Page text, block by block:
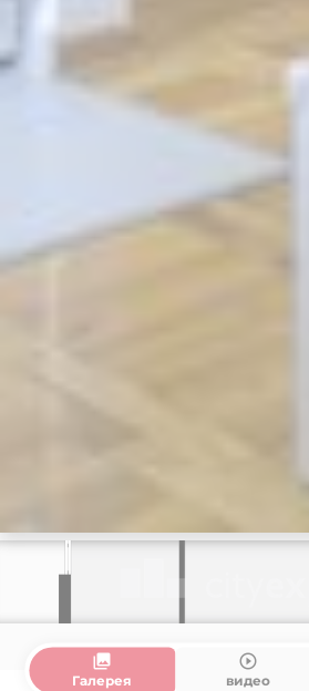
collections
Галерея
play_circle_outline
видео